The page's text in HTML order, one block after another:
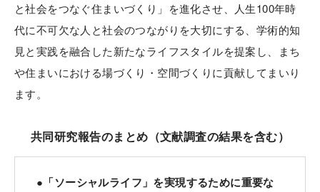
と社会をつなぐ住まいづくり」を進化させ、人生100年時
代に不可欠な人と社会のつながりを大切にする、学術的知
見と実践を融合した新たなライフスタイルを提案し、まち
や住まいにおける場づくり・空間づくりに貢献してまいり
ます。
共同研究報告のまとめ（文献調査の結果を含む）
●「ソーシャルライフ」を実現するために重要な